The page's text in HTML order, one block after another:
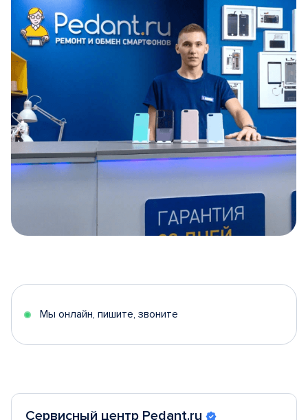
5
Мы онлайн, пишите, звоните
Сервисный центр Pedant.ru